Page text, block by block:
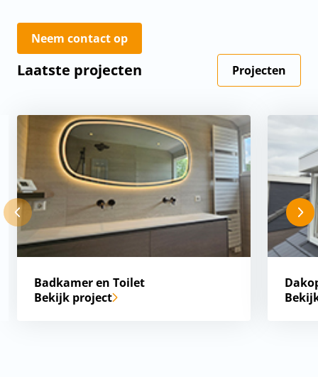
Neem contact op
Laatste projecten Projecten
Badkamer en Toilet
Bekijk project